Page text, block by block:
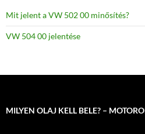
Mit jelent a VW 502 00 minősítés?
VW 504 00 jelentése
MILYEN OLAJ KELL BELE? –